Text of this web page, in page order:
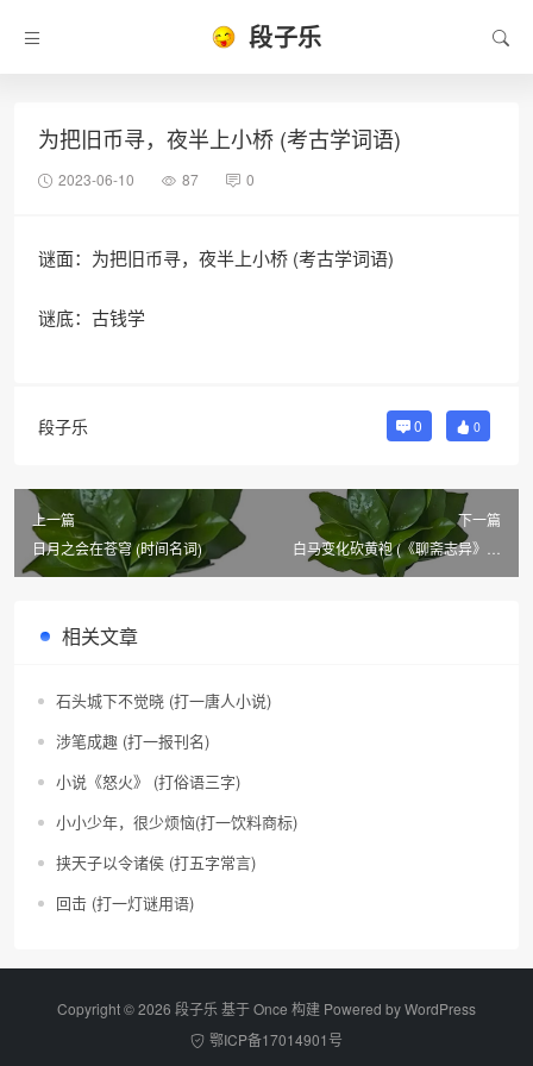
段子乐
为把旧币寻，夜半上小桥 (考古学词语)
2023-06-10 87 0
谜面：为把旧币寻，夜半上小桥 (考古学词语)
谜底：古钱学
段子乐 0 0
上一篇
日月之会在苍穹 (时间名词)
下一篇
白马变化砍黄袍 (《聊斋志异》篇
相关文章
石头城下不觉晓 (打一唐人小说)
涉笔成趣 (打一报刊名)
小说《怒火》 (打俗语三字)
小小少年，很少烦恼(打一饮料商标)
挟天子以令诸侯 (打五字常言)
回击 (打一灯谜用语)
Copyright © 2026 段子乐 基于 Once 构建 Powered byWordPress
鄂ICP备17014901号